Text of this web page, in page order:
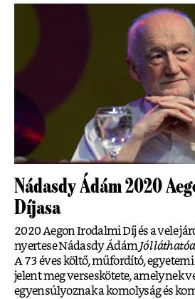
Nádasdy Ádám 2020
Díjasa
2020 Aegon Irodalmi Díj és a vele
nyertese Nádasdy Ádám Jól
A 73 éves költő, műfordító,
jelent meg verseskötete, amelynek
egyensúlyoznak a komolyság és